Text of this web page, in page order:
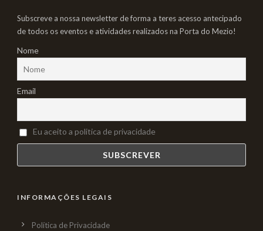
Subscreve a nossa newsletter de forma a teres acesso antecipado
de todos os eventos e atividades realizados na Porta do Mezio!
Nome
Email
Eu aceito a politica de privacidade
INFORMAÇÕES LEGAIS
Política de Privacidade